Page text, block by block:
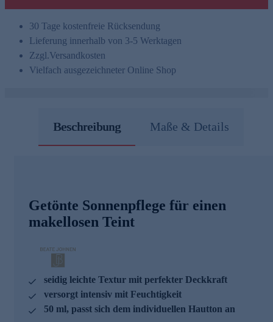
30 Tage kostenfreie Rücksendung
Lieferung innerhalb von 3-5 Werktagen
Zzgl.Versandkosten
Vielfach ausgezeichneter Online Shop
Beschreibung Maße & Details
Getönte Sonnenpflege für einen
makellosen Teint
seidig leichte Textur mit perfekter Deckkraft
versorgt intensiv mit Feuchtigkeit
50 ml, passt sich dem individuellen Hautton an